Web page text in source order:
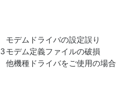
3
モデムドライバの設定誤り
モデム定義ファイルの破損
他機種ドライバをご使用の場合